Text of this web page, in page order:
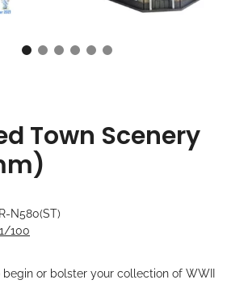
Town Scenery
N580(ST)
100
or bolster your collection of WWII